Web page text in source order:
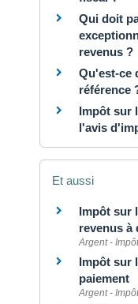
Qui doit
revenus ?
Qu'est-ce
référence
Impôt sur
l'avis
Et aussi
Impôt sur
revenus à
Argent -
Impôt sur
paiement
Argent -